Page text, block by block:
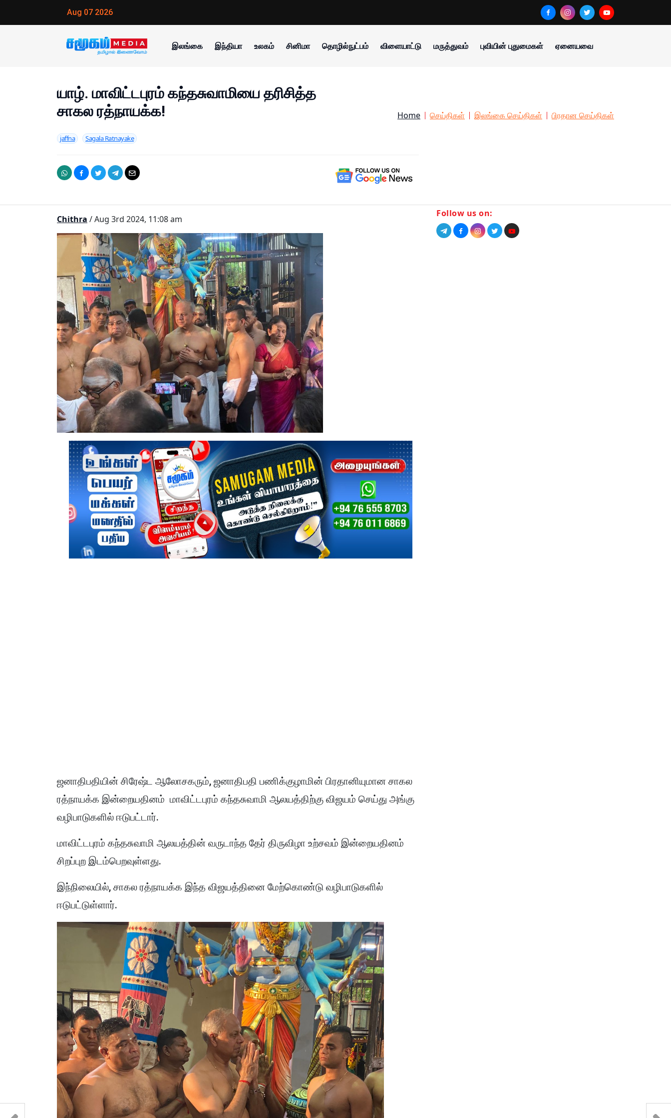
Aug 07 2026
இலங்கை இந்தியா உலகம் சினிமா தொழில்நுட்பம் விளையாட்டு மருத்துவம் புவியின் புதுமைகள் ஏனையவை
யாழ். மாவிட்டபுரம் கந்தசுவாமியை தரிசித்த
சாகல ரத்நாயக்க!
jaffna Sagala Ratnayake
Home செய்திகள் இலங்கை செய்திகள் பிரதான செய்திகள்
Chithra / Aug 3rd 2024, 11:08 am
ஜனாதிபதியின் சிரேஷ்ட ஆலோசகரும், ஜனாதிபதி பணிக்குழாமின் பிரதானியுமான சாகல
ரத்நாயக்க இன்றையதினம் மாவிட்டபுரம் கந்தசுவாமி ஆலயத்திற்கு விஜயம் செய்து அங்கு
வழிபாடுகளில் ஈடுபட்டார்.
மாவிட்டபுரம் கந்தசுவாமி ஆலயத்தின் வருடாந்த தேர் திருவிழா உற்சவம் இன்றையதினம்
சிறப்புற இடம்பெறவுள்ளது.
இந்நிலையில், சாகல ரத்நாயக்க இந்த விஜயத்தினை மேற்கொண்டு வழிபாடுகளில்
ஈடுபட்டுள்ளார்.
Follow us on: